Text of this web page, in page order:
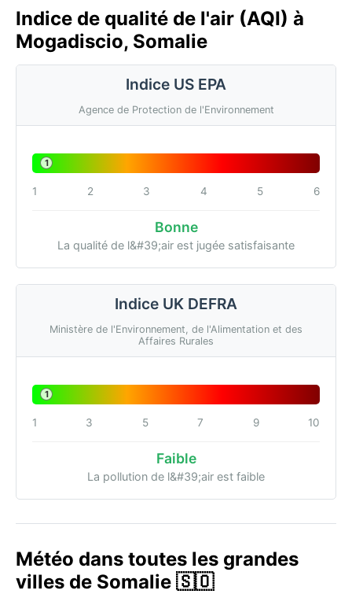
Indice de qualité de l'air (AQI) à
Mogadiscio, Somalie
Indice US EPA
Agence de Protection de l'Environnement
1
1 2 3 4 5 6
Bonne
La qualité de l&#39;air est jugée satisfaisante
Indice UK DEFRA
Ministère de l'Environnement, de l'Alimentation et des
Affaires Rurales
1
1 3 5 7 9 10
Faible
La pollution de l&#39;air est faible
Météo dans toutes les grandes
villes de Somalie 🇸🇴